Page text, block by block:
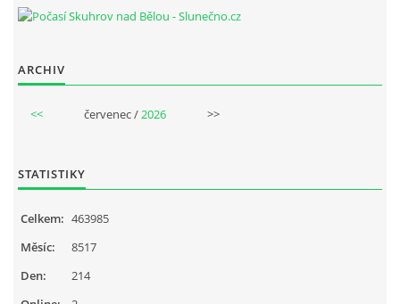
ARCHIV
<< červenec / 2026 >>
STATISTIKY
Celkem: 463985
Měsíc:
8517
Den:
214